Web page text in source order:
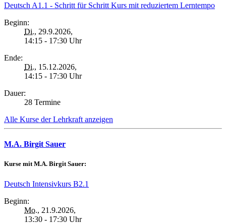
Deutsch A1.1 - Schritt für Schritt Kurs mit reduziertem Lerntempo
Beginn:
Di., 29.9.2026,
14:15 - 17:30 Uhr
Ende:
Di., 15.12.2026,
14:15 - 17:30 Uhr
Dauer:
28 Termine
Alle Kurse der Lehrkraft anzeigen
M.A. Birgit Sauer
Kurse mit M.A. Birgit Sauer:
Deutsch Intensivkurs B2.1
Beginn:
Mo., 21.9.2026,
13:30 - 17:30 Uhr